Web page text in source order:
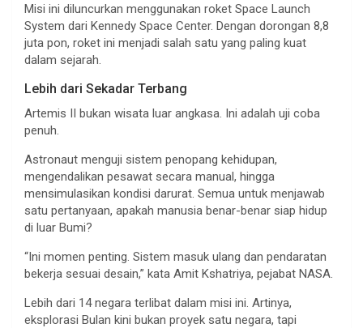
Misi ini diluncurkan menggunakan roket Space Launch
System dari Kennedy Space Center. Dengan dorongan 8,8
juta pon, roket ini menjadi salah satu yang paling kuat
dalam sejarah.
Lebih dari Sekadar Terbang
Artemis II bukan wisata luar angkasa. Ini adalah uji coba
penuh.
Astronaut menguji sistem penopang kehidupan,
mengendalikan pesawat secara manual, hingga
mensimulasikan kondisi darurat. Semua untuk menjawab
satu pertanyaan, apakah manusia benar-benar siap hidup
di luar Bumi?
“Ini momen penting. Sistem masuk ulang dan pendaratan
bekerja sesuai desain,” kata Amit Kshatriya, pejabat NASA.
Lebih dari 14 negara terlibat dalam misi ini. Artinya,
eksplorasi Bulan kini bukan proyek satu negara, tapi